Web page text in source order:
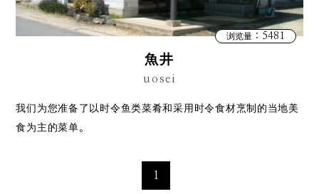
浏览量：5481
魚井
uosei
我们为您准备了以时令鱼类菜肴和采用时令食材烹制的当地美
食为主的菜单。
1